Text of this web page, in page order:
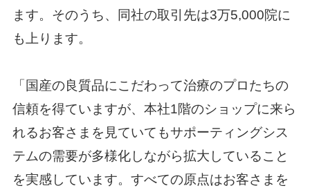
ます。そのうち、同社の取引先は3万5,000院に
も上ります。
「国産の良質品にこだわって治療のプロたちの
信頼を得ていますが、本社1階のショップに来ら
れるお客さまを見ていてもサポーティングシス
テムの需要が多様化しながら拡大していること
を実感しています。すべての原点はお客さまを